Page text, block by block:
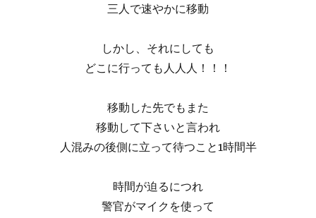
三人で速やかに移動
しかし、それにしても
どこに行っても人人人！！！
移動した先でもまた
移動して下さいと言われ
人混みの後側に立って待つこと1時間半
時間が迫るにつれ
警官がマイクを使って